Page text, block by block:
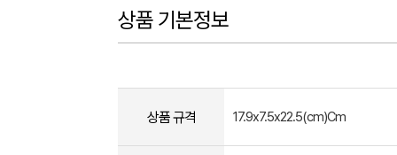
상품 기본정보
상품 규격 17.9x7.5x22.5(cm)Cm